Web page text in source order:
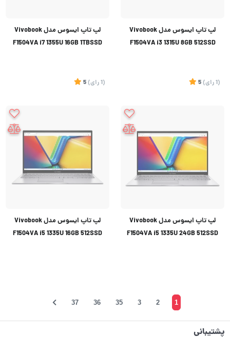
لپ تاپ ایسوس مدل Vivobook
F1504VA i3 1315U 8GB 512SSD
(1 رای)
5
لپ تاپ ایسوس مدل Vivobook
F1504VA i7 1355U 16GB 1TBSSD
(1 رای)
5
لپ تاپ ایسوس مدل Vivobook
F1504VA i5 1335U 24GB 512SSD
لپ تاپ ایسوس مدل Vivobook
F1504VA i5 1335U 16GB 512SSD
1
2
3
35
36
37
پشتیبانی